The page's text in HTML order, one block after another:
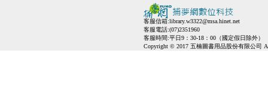
客服信箱:library.w3322@msa.hinet.net
客服電話:(07)2351960
客服時間:平日9：30-18：00（國定假日除外）
Copyright © 2017 五楠圖書用品股份有限公司